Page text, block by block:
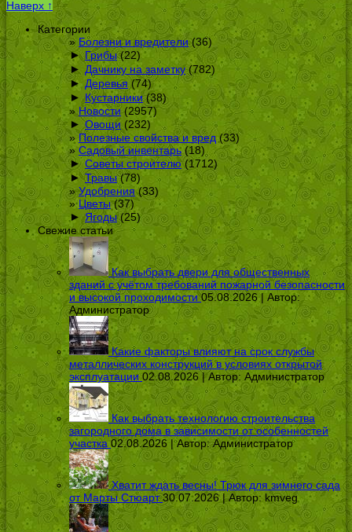
Наверх ↑
Категории
Болезни и вредители(36)
► Грибы(22)
► Дачнику на заметку(782)
► Деревья (74)
► Кустарники(38)
Новости(2957)
► Овощи (232)
Полезные свойства и вред(33)
Садовый инвентарь(18)
► Советы строителю(1712)
► Травы(78)
Удобрения(33)
Цветы(37)
► Ягоды(25)
Свежие статьи
Как выбрать двери для общественных
зданий с учётом требований пожарной безопасности
и высокой проходимости 05.08.2026 | Автор:
Администратор
Какие факторы влияют на срок службы
металлических конструкций в условиях открытой
эксплуатации 02.08.2026 | Автор: Администратор
Как выбрать технологию строительства
загородного дома в зависимости от особенностей
участка 02.08.2026 | Автор:Администратор
Хватит ждать весны! Трюк для зимнего сада
от Марты Стюарт 30.07.2026 | Автор: kmveg